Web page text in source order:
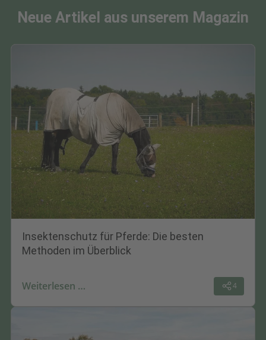
Neue Artikel aus unserem Magazin
Insektenschutz für Pferde: Die besten
Methoden im Überblick
Weiterlesen … 4